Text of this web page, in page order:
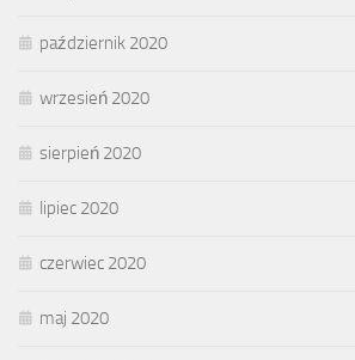
październik 2020
wrzesień 2020
sierpień 2020
lipiec 2020
czerwiec 2020
maj 2020